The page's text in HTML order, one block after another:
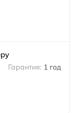
1 год